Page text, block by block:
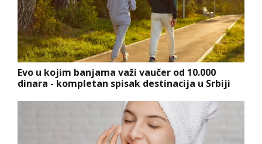
Evo u kojim banjama važi vaučer od 10.000
dinara - kompletan spisak destinacija u Srbiji